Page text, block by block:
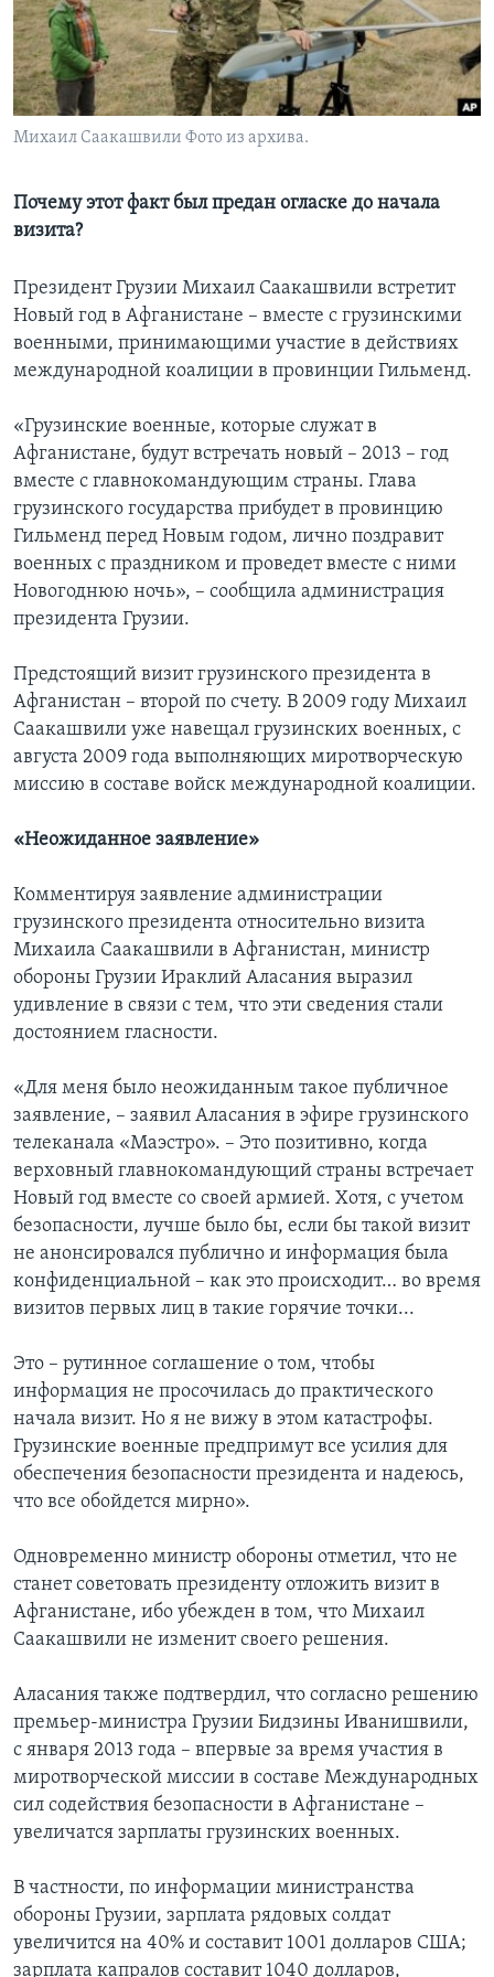
Learning English
СОЦИАЛЬНЫЕ СЕТИ
Языки
Михаил Саакашвили Фото из архива.
Почему этот факт был предан огласке до начала
визита?
Президент Грузии Михаил Саакашвили встретит
Новый год в Афганистане – вместе с грузинскими
военными, принимающими участие в действиях
международной коалиции в провинции Гильменд.
«Грузинские военные, которые служат в
Афганистане, будут встречать новый – 2013 – год
вместе с главнокомандующим страны. Глава
грузинского государства прибудет в провинцию
Гильменд перед Новым годом, лично поздравит
военных с праздником и проведет вместе с ними
Новогоднюю ночь», – сообщила администрация
президента Грузии.
Предстоящий визит грузинского президента в
Афганистан – второй по счету. В 2009 году Михаил
Саакашвили уже навещал грузинских военных, с
августа 2009 года выполняющих миротворческую
миссию в составе войск международной коалиции.
«Неожиданное заявление»
Комментируя заявление администрации
грузинского президента относительно визита
Михаила Саакашвили в Афганистан, министр
обороны Грузии Ираклий Аласания выразил
удивление в связи с тем, что эти сведения стали
достоянием гласности.
«Для меня было неожиданным такое публичное
заявление, – заявил Аласания в эфире грузинского
телеканала «Маэстро». – Это позитивно, когда
верховный главнокомандующий страны встречает
Новый год вместе со своей армией. Хотя, с учетом
безопасности, лучше было бы, если бы такой визит
не анонсировался публично и информация была
конфиденциальной – как это происходит… во время
визитов первых лиц в такие горячие точки...
Это – рутинное соглашение о том, чтобы
информация не просочилась до практического
начала визит. Но я не вижу в этом катастрофы.
Грузинские военные предпримут все усилия для
обеспечения безопасности президента и надеюсь,
что все обойдется мирно».
Одновременно министр обороны отметил, что не
станет советовать президенту отложить визит в
Афганистане, ибо убежден в том, что Михаил
Саакашвили не изменит своего решения.
Аласания также подтвердил, что согласно решению
премьер-министра Грузии Бидзины Иванишвили,
с января 2013 года – впервые за время участия в
миротворческой миссии в составе Международных
сил содействия безопасности в Афганистане –
увеличатся зарплаты грузинских военных.
В частности, по информации министранства
обороны Грузии, зарплата рядовых солдат
увеличится на 40% и составит 1001 долларов США;
зарплата капралов составит 1040 долларов,